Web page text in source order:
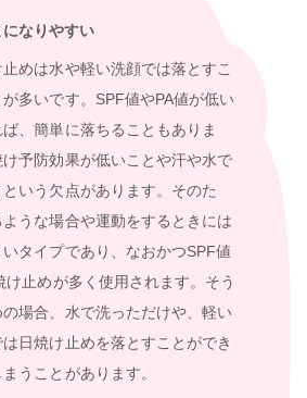
なりやすい
めは水や軽い洗顔では落とすこ
多いです。SPF値やPA値が低い
、簡単に落ちることもありま
予防効果が低いことや汗や水で
いう欠点があります。そのた
うな場合や運動をするときには
タイプであり、なおかつSPF値
け止めが多く使用されます。そう
場合、水で洗っただけや、軽い
日焼け止めを落とすことができ
うことがあります。